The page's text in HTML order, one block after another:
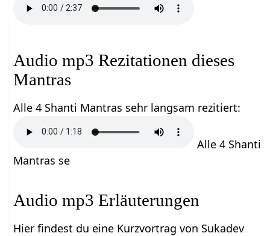
Audio mp3 Rezitationen dieses
Mantras
Alle 4 Shanti Mantras sehr langsam rezitiert:
Alle 4 Shanti
Mantras se
Audio mp3 Erläuterungen
Hier findest du eine Kurzvortrag von Sukadev